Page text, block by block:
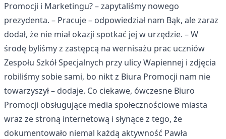
Promocji i Marketingu? – zapytaliśmy nowego
prezydenta. – Pracuje – odpowiedział nam Bąk, ale zaraz
dodał, że nie miał okazji spotkać jej w urzędzie. – W
środę byliśmy z zastępcą na wernisażu prac uczniów
Zespołu Szkół Specjalnych przy ulicy Wapiennej i zdjęcia
robiliśmy sobie sami, bo nikt z Biura Promocji nam nie
towarzyszył – dodaje. Co ciekawe, ówczesne Biuro
Promocji obsługujące media społecznościowe miasta
wraz ze stroną internetową i słynące z tego, że
dokumentowało niemal każdą aktywność Pawła